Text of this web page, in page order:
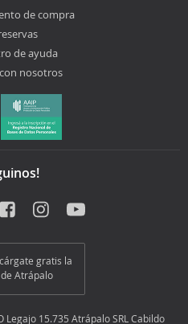
de compra
de ayuda
nosotros
gratis la
Atrápalo
Legajo 15.735 Atrápalo SRL Cabildo